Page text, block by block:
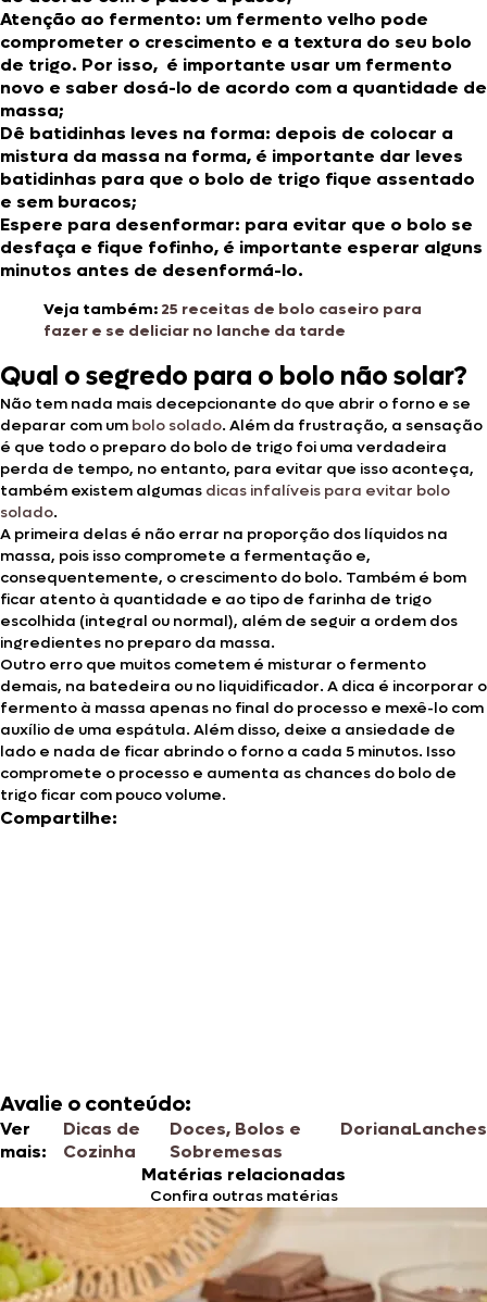
Atenção ao fermento: um fermento velho pode
comprometer o crescimento e a textura do seu bolo
de trigo. Por isso, é importante usar um fermento
novo e saber dosá-lo de acordo com a quantidade de
massa;
Dê batidinhas leves na forma: depois de colocar a
mistura da massa na forma, é importante dar leves
batidinhas para que o bolo de trigo fique assentado
e sem buracos;
Espere para desenformar: para evitar que o bolo se
desfaça e fique fofinho, é importante esperar alguns
minutos antes de desenformá-lo.
Veja também: 25 receitas de bolo caseiro para
fazer e se deliciar no lanche da tarde
Qual o segredo para o bolo não solar?
Não tem nada mais decepcionante do que abrir o forno e se
deparar com um bolo solado. Além da frustração, a sensação
é que todo o preparo do bolo de trigo foi uma verdadeira
perda de tempo, no entanto, para evitar que isso aconteça,
também existem algumas dicas infalíveis para evitar bolo
solado.
A primeira delas é não errar na proporção dos líquidos na
massa, pois isso compromete a fermentação e,
consequentemente, o crescimento do bolo. Também é bom
ficar atento à quantidade e ao tipo de farinha de trigo
escolhida (integral ou normal), além de seguir a ordem dos
ingredientes no preparo da massa.
Outro erro que muitos cometem é misturar o fermento
demais, na batedeira ou no liquidificador. A dica é incorporar o
fermento à massa apenas no final do processo e mexê-lo com
auxílio de uma espátula. Além disso, deixe a ansiedade de
lado e nada de ficar abrindo o forno a cada 5 minutos. Isso
compromete o processo e aumenta as chances do bolo de
trigo ficar com pouco volume.
Compartilhe:
Avalie o conteúdo:
Ver
mais:
Dicas de
Cozinha
Doces, Bolos e
Sobremesas
DorianaLanches
Matérias relacionadas
Confira outras matérias